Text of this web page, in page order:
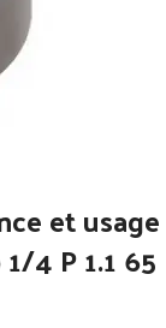
et usage
4 P 1.1 65